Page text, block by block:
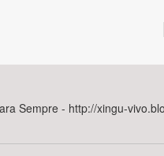
Sempre - http://xingu-